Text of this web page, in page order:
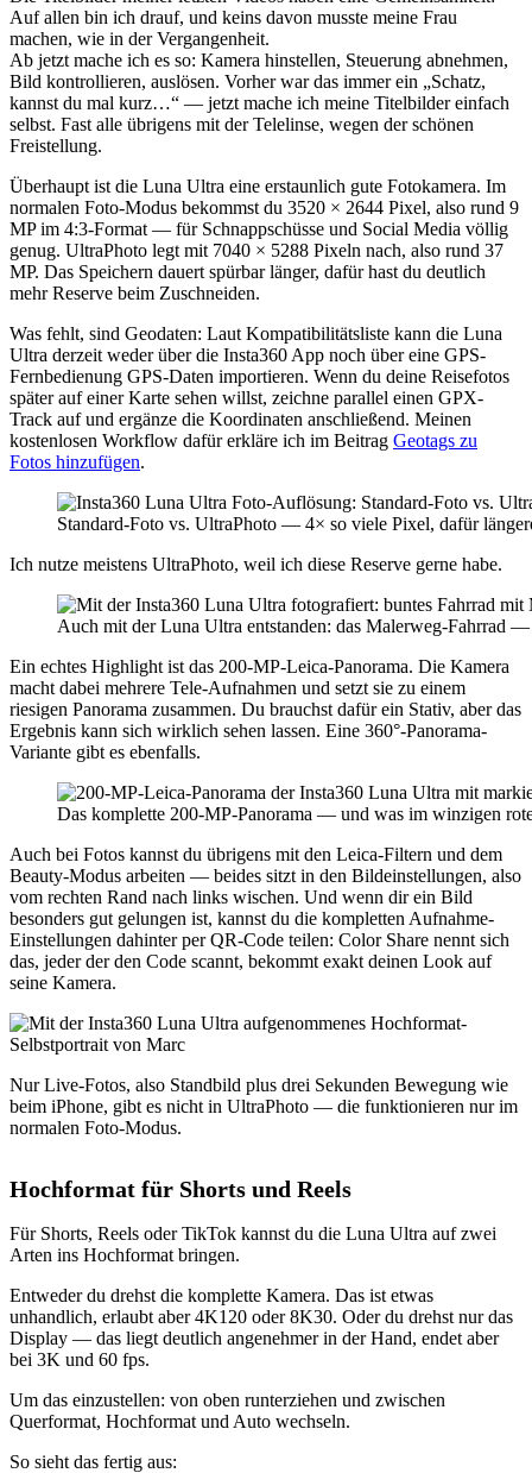
Auf allen bin ich drauf, und keins davon musste meine Frau
machen, wie in der Vergangenheit.
Ab jetzt mache ich es so: Kamera hinstellen, Steuerung abnehmen,
Bild kontrollieren, auslösen. Vorher war das immer ein „Schatz,
kannst du mal kurz…“ — jetzt mache ich meine Titelbilder einfach
selbst. Fast alle übrigens mit der Telelinse, wegen der schönen
Freistellung.
Überhaupt ist die Luna Ultra eine erstaunlich gute Fotokamera. Im
normalen Foto-Modus bekommst du 3520 × 2644 Pixel, also rund 9
MP im 4:3-Format — für Schnappschüsse und Social Media völlig
genug. UltraPhoto legt mit 7040 × 5288 Pixeln nach, also rund 37
MP. Das Speichern dauert spürbar länger, dafür hast du deutlich
mehr Reserve beim Zuschneiden.
Was fehlt, sind Geodaten: Laut Kompatibilitätsliste kann die Luna
Ultra derzeit weder über die Insta360 App noch über eine GPS-
Fernbedienung GPS-Daten importieren. Wenn du deine Reisefotos
später auf einer Karte sehen willst, zeichne parallel einen GPX-
Track auf und ergänze die Koordinaten anschließend. Meinen
kostenlosen Workflow dafür erkläre ich im Beitrag Geotags zu
Fotos hinzufügen.
Standard-Foto vs. UltraPhoto — 4× so viele Pixel, dafür
Ich nutze meistens UltraPhoto, weil ich diese Reserve gerne habe.
Auch mit der Luna Ultra entstanden: das Malerweg-Fahrrad
Ein echtes Highlight ist das 200-MP-Leica-Panorama. Die Kamera
macht dabei mehrere Tele-Aufnahmen und setzt sie zu einem
riesigen Panorama zusammen. Du brauchst dafür ein Stativ, aber das
Ergebnis kann sich wirklich sehen lassen. Eine 360°-Panorama-
Variante gibt es ebenfalls.
Das komplette 200-MP-Panorama — und was im winzigen
Auch bei Fotos kannst du übrigens mit den Leica-Filtern und dem
Beauty-Modus arbeiten — beides sitzt in den Bildeinstellungen, also
vom rechten Rand nach links wischen. Und wenn dir ein Bild
besonders gut gelungen ist, kannst du die kompletten Aufnahme-
Einstellungen dahinter per QR-Code teilen: Color Share nennt sich
das, jeder der den Code scannt, bekommt exakt deinen Look auf
seine Kamera.
Nur Live-Fotos, also Standbild plus drei Sekunden Bewegung wie
beim iPhone, gibt es nicht in UltraPhoto — die funktionieren nur im
normalen Foto-Modus.
Hochformat für Shorts und Reels
Für Shorts, Reels oder TikTok kannst du die Luna Ultra auf zwei
Arten ins Hochformat bringen.
Entweder du drehst die komplette Kamera. Das ist etwas
unhandlich, erlaubt aber 4K120 oder 8K30. Oder du drehst nur das
Display — das liegt deutlich angenehmer in der Hand, endet aber
bei 3K und 60 fps.
Um das einzustellen: von oben runterziehen und zwischen
Querformat, Hochformat und Auto wechseln.
So sieht das fertig aus: